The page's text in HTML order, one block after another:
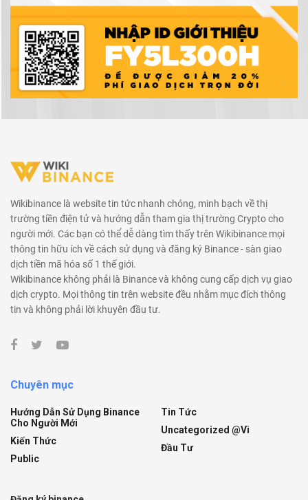
Wikibinance là website tin tức nhanh chóng, minh bạch về thị
trường tiền điện tử và hướng dẫn tham gia thị trường Crypto cho
người mới. Các bạn có thể dễ dàng tìm thấy trên Wikibinance mọi
thông tin hữu ích về cách sử dụng và đăng ký Binance - sàn giao
dịch tiền mã hóa số 1 thế giới.
Wikibinance không phải là Binance và không cung cấp dịch vụ giao
dịch crypto. Mọi thông tin trên website đều nhằm mục đích thông
tin và không phải lời khuyên đầu tư.
Chuyên mục
Hướng Dẫn Sử Dụng Binance
Cho Người Mới
Kiến Thức
Public
Tin Tức
Uncategorized @vi
Đầu Tư